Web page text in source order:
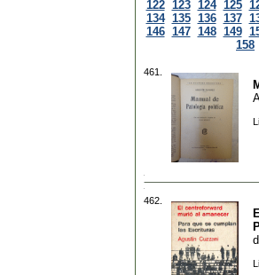
122 123 124 125
134 135 136 137
146 147 148 149
158
461.
462.